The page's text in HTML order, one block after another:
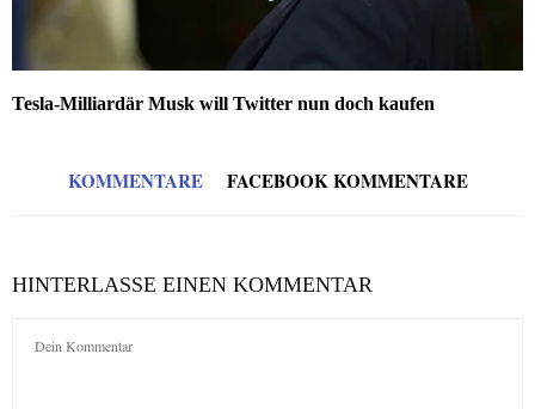
Tesla-Milliardär Musk will Twitter nun doch kaufen
KOMMENTARE FACEBOOK KOMMENTARE
HINTERLASSE EINEN KOMMENTAR